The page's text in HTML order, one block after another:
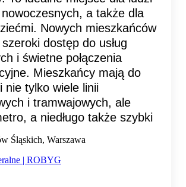
nowoczesnych, a także dla
Nowych mieszkańców
dostęp do usług
i świetne połączenia
Mieszkańcy mają do
nie tylko wiele linii
i tramwajowych, ale
a niedługo także szybki
Śląskich, Warszawa
| ROBYG